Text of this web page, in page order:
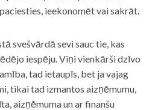
ieekonomēt vai sakrāt.
svešvārdā sevi sauc tie, kas
iespēju. Viņi vienkārši dzīvo
tad ietaupīs, bet ja vajag
tikai tad izmantos aizņēmumu,
aizņēmuma un ar finanšu